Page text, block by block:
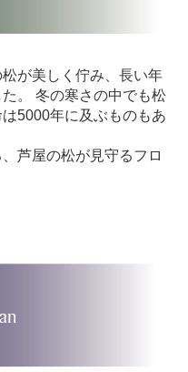
が美しく佇み、長い年
。 冬の寒さの中でも松
5000年に及ぶものもあ
芦屋の松が見守るフロ